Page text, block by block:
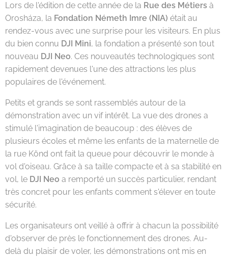
Lors de l'édition de cette année de la Rue des Métiers à
Orosháza, la Fondation Németh Imre (NIA) était au
rendez-vous avec une surprise pour les visiteurs. En plus
du bien connu DJI Mini, la fondation a présenté son tout
nouveau DJI Neo. Ces nouveautés technologiques sont
rapidement devenues l'une des attractions les plus
populaires de l'événement.
Petits et grands se sont rassemblés autour de la
démonstration avec un vif intérêt. La vue des drones a
stimulé l'imagination de beaucoup : des élèves de
plusieurs écoles et même les enfants de la maternelle de
la rue Könd ont fait la queue pour découvrir le monde à
vol d'oiseau. Grâce à sa taille compacte et à sa stabilité en
vol, le DJI Neo a remporté un succès particulier, rendant
très concret pour les enfants comment s'élever en toute
sécurité.
Les organisateurs ont veillé à offrir à chacun la possibilité
d'observer de près le fonctionnement des drones. Au-
delà du plaisir de voler, les démonstrations ont mis en